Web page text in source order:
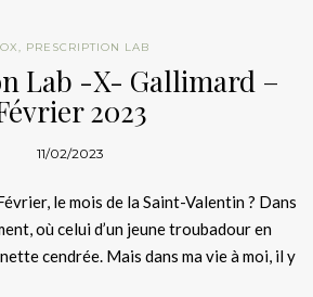
, PRESCRIPTION LAB
Lab -X- Gallimard –
2023
11/02/2023
le mois de la Saint-Valentin ? Dans
où celui d’un jeune troubadour en
cendrée. Mais dans ma vie à moi, il y